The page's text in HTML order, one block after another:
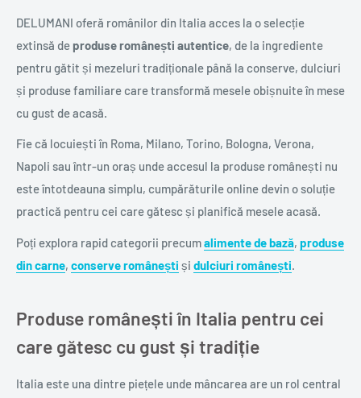
DELUMANI oferă românilor din Italia acces la o selecție
extinsă de produse românești autentice, de la ingrediente
pentru gătit și mezeluri tradiționale până la conserve, dulciuri
și produse familiare care transformă mesele obișnuite în mese
cu gust de acasă.
Fie că locuiești în Roma, Milano, Torino, Bologna, Verona,
Napoli sau într-un oraș unde accesul la produse românești nu
este întotdeauna simplu, cumpărăturile online devin o soluție
practică pentru cei care gătesc și planifică mesele acasă.
Poți explora rapid categorii precumalimente de bază, produse
din carne, conserve românești și dulciuri românești.
Produse românești în Italia pentru cei
care gătesc cu gust și tradiție
Italia este una dintre piețele unde mâncarea are un rol central